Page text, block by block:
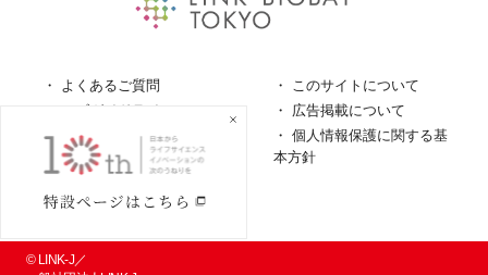
よくあるご質問
このサイトについて
ロゴガイドライン
広告掲載について
特定商取引法に基づく表
個人情報保護に関する基
本方針
© LINK-J／